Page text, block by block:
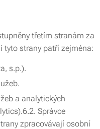
třetím stranám za
tyto strany patří zejména:
s.p.).
a analytických
Správce
zpracovávají osobní